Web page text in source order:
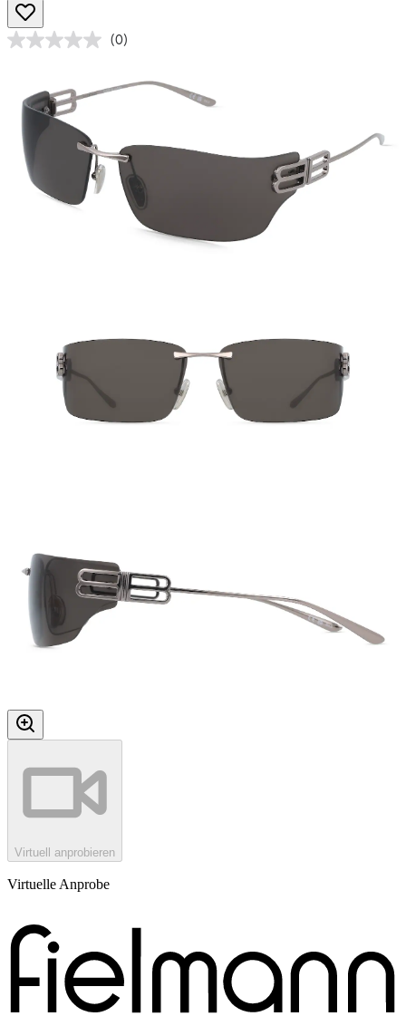
(0)
Virtuell anprobieren
Virtuelle Anprobe